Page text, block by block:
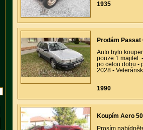
1935
Prodám Passat
Auto bylo
pouze 1 majitel.
po celou dobu -
2028 -
1990
Koupím Aero
Prosím